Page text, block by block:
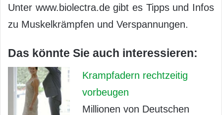
Unter www.biolectra.de gibt es Tipps und Infos
zu Muskelkrämpfen und Verspannungen.
Das könnte Sie auch interessieren:
Krampfadern rechtzeitig
vorbeugen
Millionen von Deutschen